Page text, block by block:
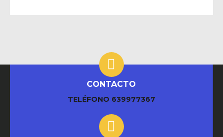
CONTACTO
TELÉFONO 639977367